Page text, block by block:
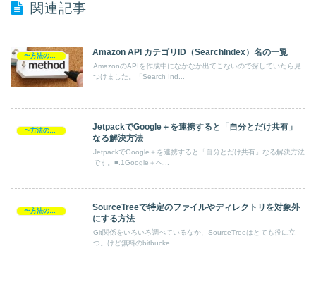
関連記事
〜方法の覚書 Amazon API カテゴリID（SearchIndex）名の一覧
AmazonのAPIを作成中になかなか出てこないので探していたら見
つけました。「Search Ind...
JetpackでGoogle＋を連携すると「自分とだけ共有」
なる解決方法
JetpackでGoogle＋を連携すると「自分とだけ共有」なる解決方法
です。■.1Google＋へ...
SourceTreeで特定のファイルやディレクトリを対象外
にする方法
Git関係をいろいろ調べているなか、SourceTreeはとても役に立
つ。けど無料のbitbucke...